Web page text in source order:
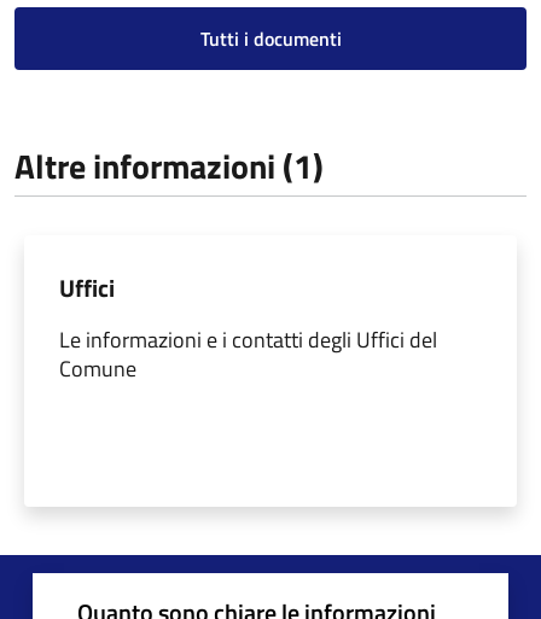
Tutti i documenti
Altre informazioni (1)
Uffici
Le informazioni e i contatti degli Uffici del
Comune